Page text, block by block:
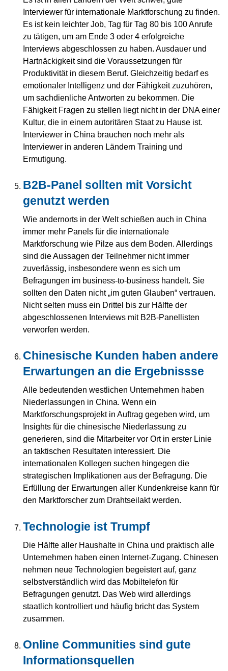
Interviewer für internationale Marktforschung zu finden.
Es ist kein leichter Job, Tag für Tag 80 bis 100 Anrufe
zu tätigen, um am Ende 3 oder 4 erfolgreiche
Interviews abgeschlossen zu haben. Ausdauer und
Hartnäckigkeit sind die Voraussetzungen für
Produktivität in diesem Beruf. Gleichzeitig bedarf es
emotionaler Intelligenz und der Fähigkeit zuzuhören,
um sachdienliche Antworten zu bekommen. Die
Fähigkeit Fragen zu stellen liegt nicht in der DNA einer
Kultur, die in einem autoritären Staat zu Hause ist.
Interviewer in China brauchen noch mehr als
Interviewer in anderen Ländern Training und
Ermutigung.
B2B-Panel sollten mit Vorsicht
genutzt werden
Wie andernorts in der Welt schießen auch in China
immer mehr Panels für die internationale
Marktforschung wie Pilze aus dem Boden. Allerdings
sind die Aussagen der Teilnehmer nicht immer
zuverlässig, insbesondere wenn es sich um
Befragungen im business-to-business handelt. Sie
sollten den Daten nicht „im guten Glauben“ vertrauen.
Nicht selten muss ein Drittel bis zur Hälfte der
abgeschlossenen Interviews mit B2B-Panellisten
verworfen werden.
Chinesische Kunden haben andere
Erwartungen an die Ergebnissse
Alle bedeutenden westlichen Unternehmen haben
Niederlassungen in China. Wenn ein
Marktforschungsprojekt in Auftrag gegeben wird, um
Insights für die chinesische Niederlassung zu
generieren, sind die Mitarbeiter vor Ort in erster Linie
an taktischen Resultaten interessiert. Die
internationalen Kollegen suchen hingegen die
strategischen Implikationen aus der Befragung. Die
Erfüllung der Erwartungen aller Kundenkreise kann für
den Marktforscher zum Drahtseilakt werden.
Technologie ist Trumpf
Die Hälfte aller Haushalte in China und praktisch alle
Unternehmen haben einen Internet-Zugang. Chinesen
nehmen neue Technologien begeistert auf, ganz
selbstverständlich wird das Mobiltelefon für
Befragungen genutzt. Das Web wird allerdings
staatlich kontrolliert und häufig bricht das System
zusammen.
Online Communities sind gute
Informationsquellen